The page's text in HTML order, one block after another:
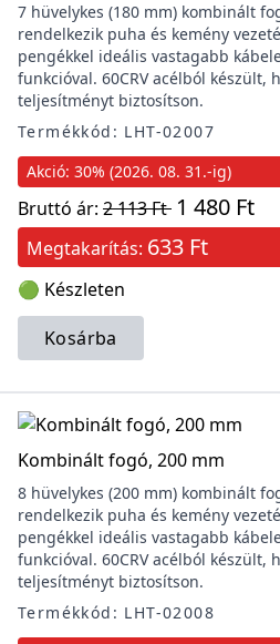
7 hüvelykes (180 mm) kombinált
rendelkezik puha és kemény
pengékkel ideális vastagabb
funkcióval. 60CRV acélból készült,
teljesítményt biztosítson.
Termékkód: LHT-02007
Akció: 30% (2026. 08. 31.-ig)
Bruttó ár: 2 113 Ft 1 480 Ft
Megtakarítás: 633 Ft
🟢 Készleten
Kosárba
Kombinált fogó, 200 mm
8 hüvelykes (200 mm) kombinált
rendelkezik puha és kemény
pengékkel ideális vastagabb
funkcióval. 60CRV acélból készült,
teljesítményt biztosítson.
Termékkód: LHT-02008